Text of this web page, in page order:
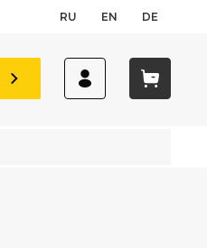
RU EN DE